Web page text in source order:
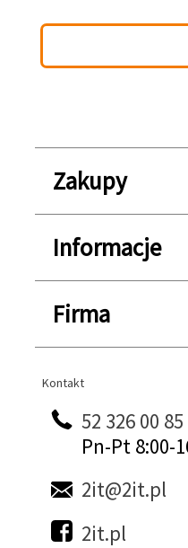
Zakupy
Informacje
Firma
Kontakt
Kontakt
52 326 00 85
Pn-Pt 8:00-
2it@2it.pl
2it.pl